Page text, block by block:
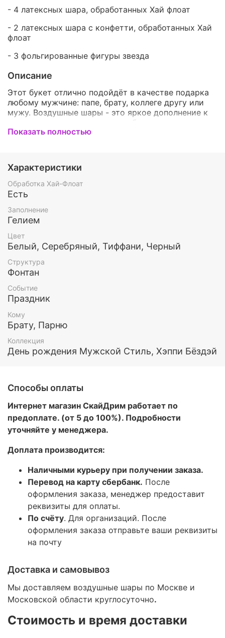
- 4 латексных шара, обработанных Хай флоат
- 2 латексных шара с конфетти, обработанных Хай
флоат
- 3 фольгированные фигуры звезда
Описание
Этот букет отлично подойдёт в качестве подарка
любому мужчине: папе, брату, коллеге другу или
мужу. Воздушные шары - это яркое дополнение к
поздравлению и, конечно, незабываемые
впечатления. Такой набор станет оригинальным
По Вашему желанию мы можем изменить цвет и/
или количество шариков в наборе, чтобы он
понравился именно Вам и Вашему мужчине.
Все шары обработаны составом Хай флоат (для
увеличения длительности полета) и наполнены
гелием.
Этот и любой другой набор воздушных шаров Вы
можете заказать у нас. Так же у нас есть доставка
по Москве и МО
Показать полностью
Характеристики
Обработка Хай-Флоат
Есть
Заполнение
Гелием
Цвет
Белый, Серебряный, Тиффани, Черный
Структура
Фонтан
Событие
Праздник
Кому
Брату, Парню
Коллекция
День рождения Мужской Стиль, Хэппи Бёздэй
Способы оплаты
Интернет магазин СкайДрим работает по
предоплате. (от 5 до 100%). Подробности
уточняйте у менеджера.
Доплата производится:
Наличными курьеру при получении заказа.
Перевод на карту сбербанк. После
оформления заказа, менеджер предоставит
реквизиты для оплаты.
По счёту. Для организаций. После
оформления заказа отправьте ваши реквизиты
на почту
Доставка и самовывоз
Мы доставляем воздушные шары по Москве и
Московской области круглосуточно.
Стоимость и время доставки